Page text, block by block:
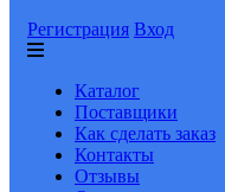
Регистрация Вход
Каталог
Поставщики
Как сделать заказ
Контакты
Отзывы